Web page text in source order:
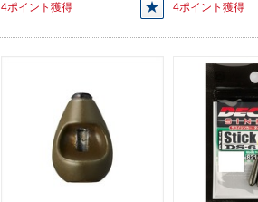
4ポイント獲得 4ポイント獲得